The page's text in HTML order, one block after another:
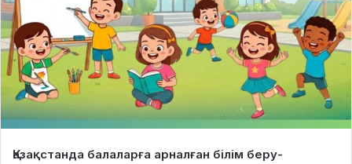
Қазақстанда балаларға арналған білім беру-